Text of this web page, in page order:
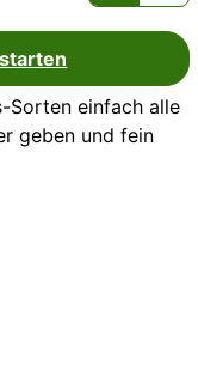
Sorten einfach alle
geben und fein